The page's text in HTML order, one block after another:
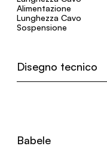
Alimentazione
Lunghezza Cavo
Sospensione
Disegno tecnico
Babele